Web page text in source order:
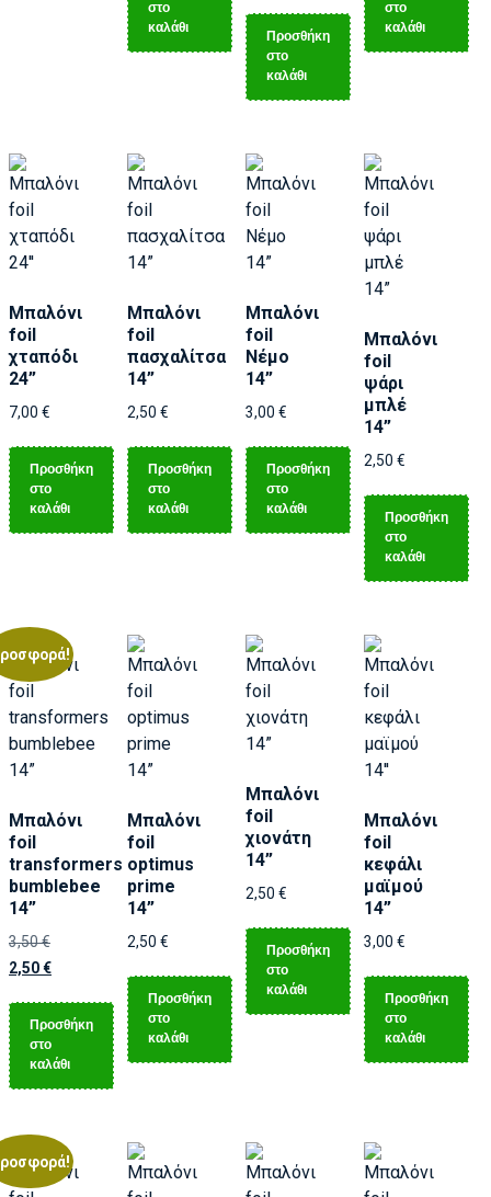
στο
καλάθι
Προσθήκη
στο
καλάθι
στο
καλάθι
Μπαλόνι
foil
χταπόδι
24”
7,00 €
Προσθήκη
στο
καλάθι
Μπαλόνι
foil
πασχαλίτσα
14”
2,50 €
Προσθήκη
στο
καλάθι
Μπαλόνι
foil
Νέμο
14”
3,00 €
Προσθήκη
στο
καλάθι
Μπαλόνι
foil
ψάρι
μπλέ
14”
2,50 €
Προσθήκη
στο
καλάθι
Μπαλόνι
foil
transformers
bumblebee
14”
3,50€
2,50€
Προσθήκη
στο
καλάθι
Μπαλόνι
foil
optimus
prime
14”
2,50 €
Προσθήκη
στο
καλάθι
Μπαλόνι
foil
χιονάτη
14”
2,50 €
Προσθήκη
στο
καλάθι
Μπαλόνι
foil
κεφάλι
μαϊμού
14”
3,00 €
Προσθήκη
στο
καλάθι